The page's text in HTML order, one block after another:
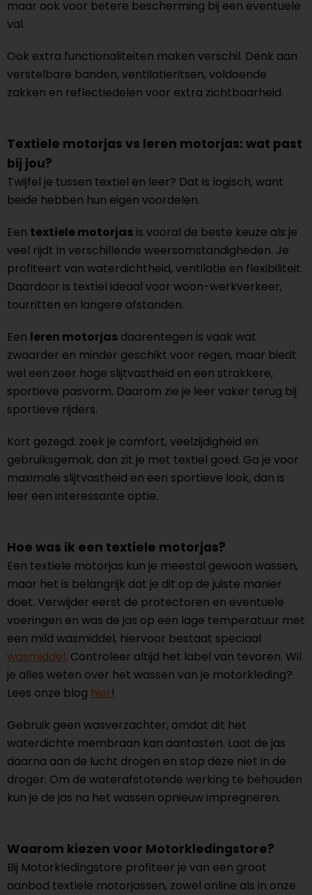
maar ook voor betere bescherming bij een eventuele
val.
Ook extra functionaliteiten maken verschil. Denk aan
verstelbare banden, ventilatieritsen, voldoende
zakken en reflectiedelen voor extra zichtbaarheid.
Textiele motorjas vs leren motorjas: wat past
bij jou?
Twijfel je tussen textiel en leer? Dat is logisch, want
beide hebben hun eigen voordelen.
Een textiele motorjas is vooral de beste keuze als je
veel rijdt in verschillende weersomstandigheden. Je
profiteert van waterdichtheid, ventilatie en flexibiliteit.
Daardoor is textiel ideaal voor woon-werkverkeer,
tourritten en langere afstanden.
Een leren motorjas daarentegen is vaak wat
zwaarder en minder geschikt voor regen, maar biedt
wel een zeer hoge slijtvastheid en een strakkere,
sportieve pasvorm. Daarom zie je leer vaker terug bij
sportieve rijders.
Kort gezegd: zoek je comfort, veelzijdigheid en
gebruiksgemak, dan zit je met textiel goed. Ga je voor
maximale slijtvastheid en een sportieve look, dan is
leer een interessante optie.
Hoe was ik een textiele motorjas?
Een textiele motorjas kun je meestal gewoon wassen,
maar het is belangrijk dat je dit op de juiste manier
doet. Verwijder eerst de protectoren en eventuele
voeringen en was de jas op een lage temperatuur met
een mild wasmiddel, hiervoor bestaat speciaal
wasmiddel. Controleer altijd het label van tevoren. Wil
je alles weten over het wassen van je motorkleding?
Lees onze blog hier!
Gebruik geen wasverzachter, omdat dit het
waterdichte membraan kan aantasten. Laat de jas
daarna aan de lucht drogen en stop deze niet in de
droger. Om de waterafstotende werking te behouden
kun je de jas na het wassen opnieuw impregneren.
Waarom kiezen voor Motorkledingstore?
Bij Motorkledingstore profiteer je van een groot
aanbod textiele motorjassen, zowel online als in onze